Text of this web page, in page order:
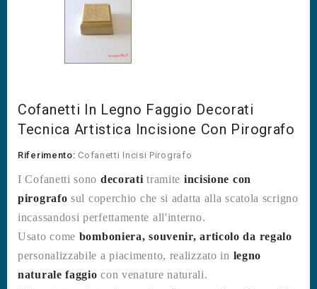
Cofanetti In Legno Faggio Decorati
Tecnica Artistica Incisione Con Pirografo
Riferimento: Cofanetti Incisi Pirografo
I Cofanetti sono decorati tramite incisione con
pirografo sul coperchio che si adatta alla scatola scrigno
incassandosi perfettamente all'interno.
Usato come bomboniera, souvenir, articolo da regalo
personalizzabile a piacimento, realizzato in legno
naturale faggio con venature naturali.